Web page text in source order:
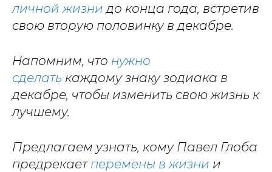
личной жизни до конца года, встретив
свою вторую половинку в декабре.
Напомним, что нужно
сделать каждому знаку зодиака в
декабре, чтобы изменить свою жизнь к
лучшему.
Предлагаем узнать, кому Павел Глоба
предрекает перемены в жизни и